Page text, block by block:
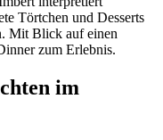
Törtchen und Desserts
Mit Blick auf einen
zum Erlebnis.
im